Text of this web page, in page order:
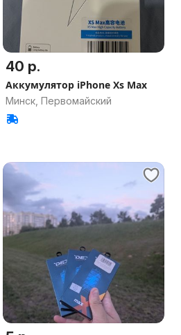
40 р.
Аккумулятор iPhone Xs Max
Минск, Первомайский